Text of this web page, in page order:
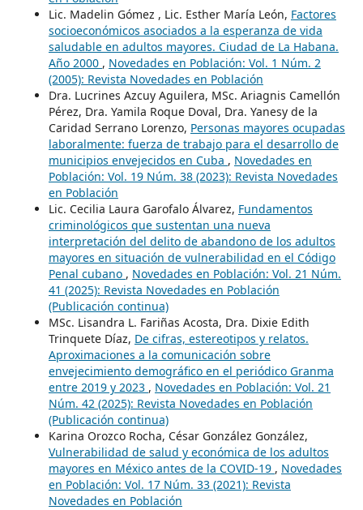
Lic. Madelin Gómez , Lic. Esther María León, Factores
socioeconómicos asociados a la esperanza de vida
saludable en adultos mayores. Ciudad de La Habana.
Año 2000 , Novedades en Población: Vol. 1 Núm. 2
(2005): Revista Novedades en Población
Dra. Lucrines Azcuy Aguilera, MSc. Ariagnis Camellón
Pérez, Dra. Yamila Roque Doval, Dra. Yanesy de la
Caridad Serrano Lorenzo, Personas mayores ocupadas
laboralmente: fuerza de trabajo para el desarrollo de
municipios envejecidos en Cuba , Novedades en
Población: Vol. 19 Núm. 38 (2023): Revista Novedades
en Población
Lic. Cecilia Laura Garofalo Álvarez, Fundamentos
criminológicos que sustentan una nueva
interpretación del delito de abandono de los adultos
mayores en situación de vulnerabilidad en el Código
Penal cubano , Novedades en Población: Vol. 21 Núm.
41 (2025): Revista Novedades en Población
(Publicación continua)
MSc. Lisandra L. Fariñas Acosta, Dra. Dixie Edith
Trinquete Díaz, De cifras, estereotipos y relatos.
Aproximaciones a la comunicación sobre
envejecimiento demográfico en el periódico Granma
entre 2019 y 2023 , Novedades en Población: Vol. 21
Núm. 42 (2025): Revista Novedades en Población
(Publicación continua)
Karina Orozco Rocha, César González González,
Vulnerabilidad de salud y económica de los adultos
mayores en México antes de la COVID-19 , Novedades
en Población: Vol. 17 Núm. 33 (2021): Revista
Novedades en Población